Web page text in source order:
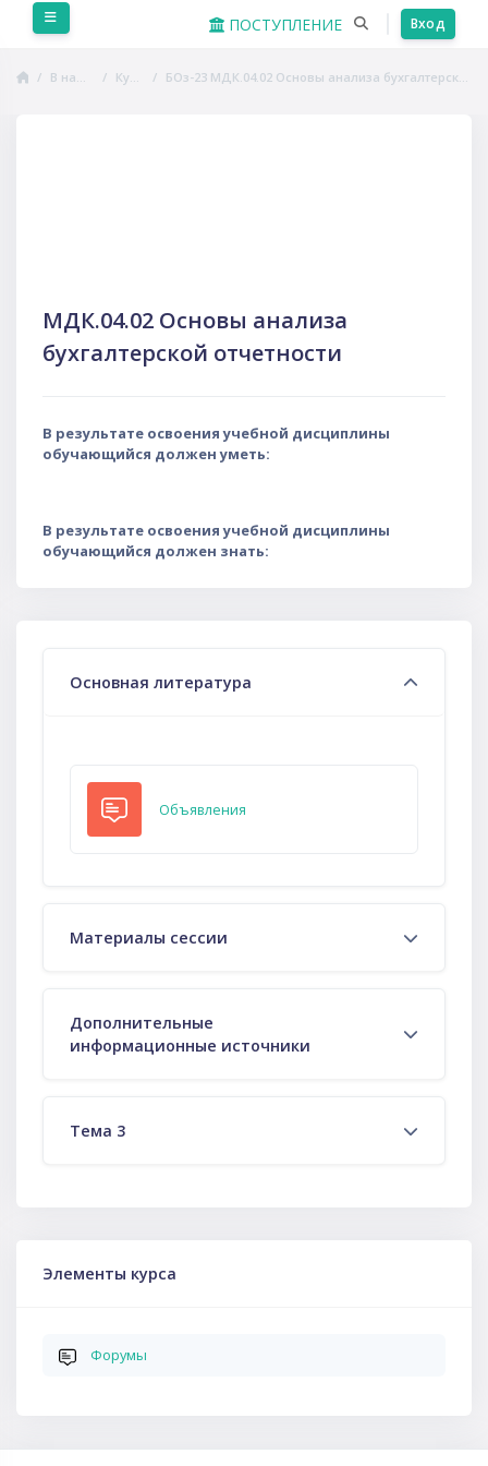
Перейти к основному содержанию
ПОСТУПЛЕНИЕ Вход
В начало Курсы БОз-23 МДК.04.02 Основы анализа бухгалтерской отчетности
МДК.04.02 Основы анализа
бухгалтерской отчетности
В результате освоения учебной дисциплины
обучающийся должен уметь:
В результате освоения учебной дисциплины
обучающийся должен знать:
Основная литература
Объявления
Материалы сессии
Дополнительные
информационные источники
Тема 3
Элементы курса
Форумы